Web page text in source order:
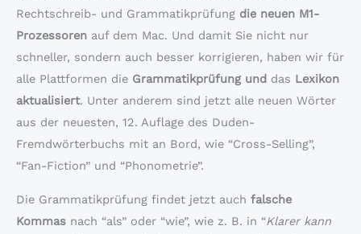
Rechtschreib- und Grammatikprüfung die neuen M1-
Prozessoren auf dem Mac. Und damit Sie nicht nur
schneller, sondern auch besser korrigieren, haben wir für
alle Plattformen die Grammatikprüfung und das Lexikon
aktualisiert. Unter anderem sind jetzt alle neuen Wörter
aus der neuesten, 12. Auflage des Duden-
Fremdwörterbuchs mit an Bord, wie “Cross-Selling”,
“Fan-Fiction” und “Phonometrie”.
Die Grammatikprüfung findet jetzt auch falsche
Kommas nach “als” oder “wie”, wie z. B. in “Klarer kann